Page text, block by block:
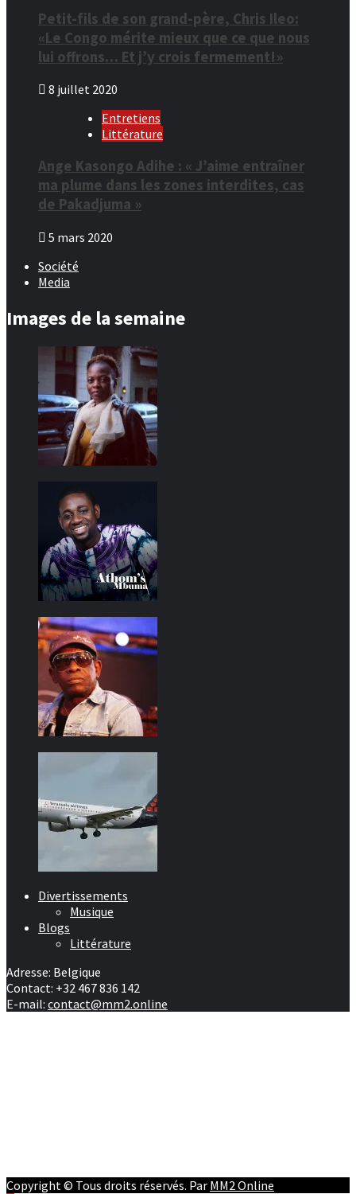
Petit-fils de son grand-père, Chris Ileo:
«Le Congo mérite mieux que ce que nous
lui offrons… Et j’y crois fermement!»
8 juillet 2020
Entretiens
Littérature
Ange Kasongo Adihe : « J’aime entraîner
ma plume dans les zones interdites, cas
de Pakadjuma »
5 mars 2020
Société
Media
Images de la semaine
Divertissements
Musique
Blogs
Littérature
Adresse: Belgique
Contact: +32 467 836 142
E-mail: contact@mm2.online
Copyright © Tous droits réservés. Par MM2 Online